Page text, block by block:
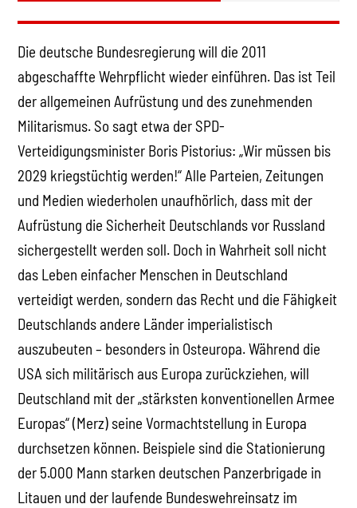
Die deutsche Bundesregierung will die 2011
abgeschaffte Wehrpflicht wieder einführen. Das ist Teil
der allgemeinen Aufrüstung und des zunehmenden
Militarismus. So sagt etwa der SPD-
Verteidigungsminister Boris Pistorius: „Wir müssen bis
2029 kriegstüchtig werden!“ Alle Parteien, Zeitungen
und Medien wiederholen unaufhörlich, dass mit der
Aufrüstung die Sicherheit Deutschlands vor Russland
sichergestellt werden soll. Doch in Wahrheit soll nicht
das Leben einfacher Menschen in Deutschland
verteidigt werden, sondern das Recht und die Fähigkeit
Deutschlands andere Länder imperialistisch
auszubeuten – besonders in Osteuropa. Während die
USA sich militärisch aus Europa zurückziehen, will
Deutschland mit der „stärksten konventionellen Armee
Europas“ (Merz) seine Vormachtstellung in Europa
durchsetzen können. Beispiele sind die Stationierung
der 5.000 Mann starken deutschen Panzerbrigade in
Litauen und der laufende Bundeswehreinsatz im